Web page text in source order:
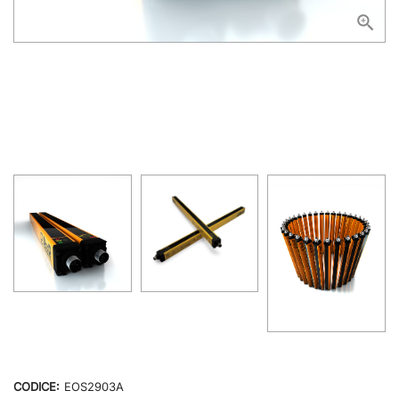
CODICE: EOS2903A